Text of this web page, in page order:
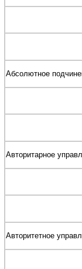
Абсолютное
Авторитарное
Авторитетное